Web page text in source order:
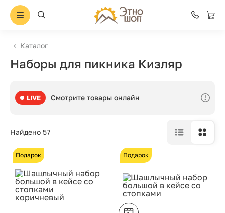
Каталог
Наборы для пикника Кизляр
LIVE Смотрите товары онлайн
Найдено 57
Подарок Подарок